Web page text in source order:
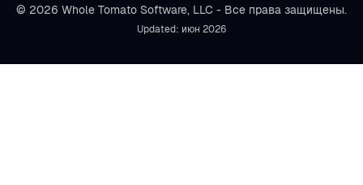
© 2026 Whole Tomato Software, LLC - Все права защищены.
Updated: июн 2026